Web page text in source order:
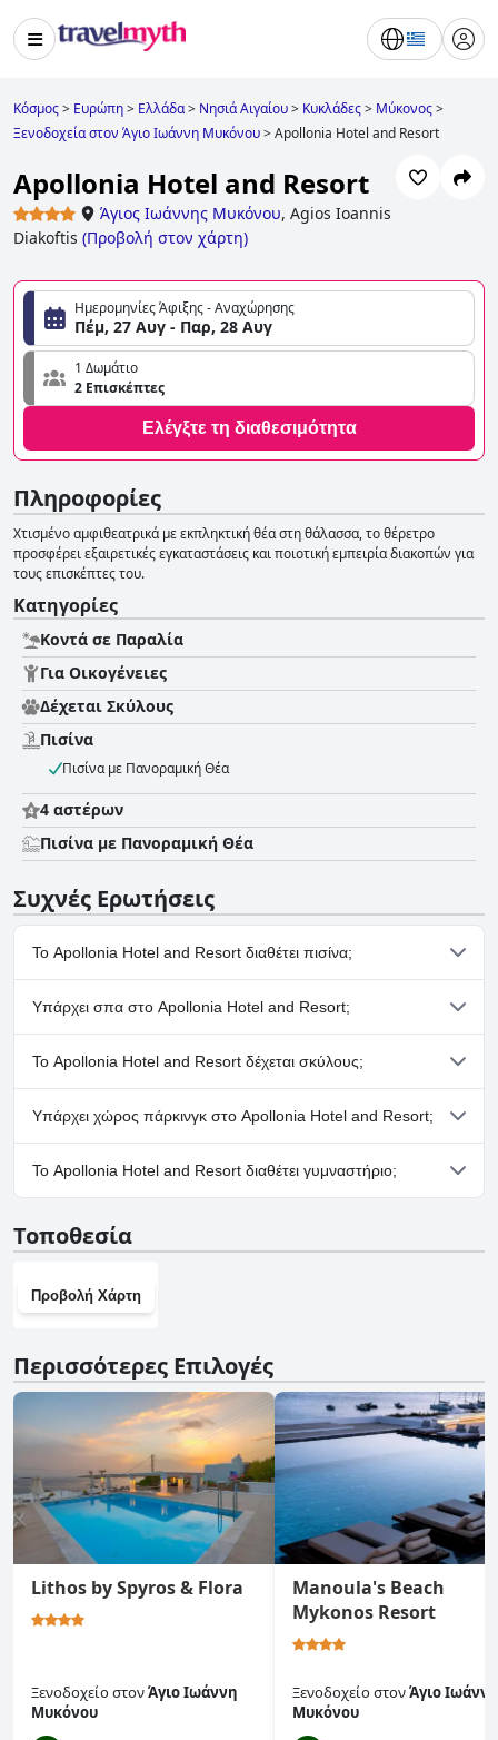
Κόσμος> Ευρώπη> Ελλάδα> Νησιά Αιγαίου> Κυκλάδες> Μύκονος>
Ξενοδοχεία στον Άγιο Ιωάννη Μυκόνου>Apollonia Hotel and Resort
Apollonia Hotel and Resort
Άγιος Ιωάννης Μυκόνου, Agios Ioannis
Diakoftis (Προβολή στον χάρτη)
Ημερομηνίες Άφιξης - Αναχώρησης
Πέμ, 27 Αυγ - Παρ, 28 Αυγ
1 Δωμάτιο
2 Επισκέπτες
Ελέγξτε τη διαθεσιμότητα
Πληροφορίες
Χτισμένο αμφιθεατρικά με εκπληκτική θέα στη θάλασσα, το θέρετρο
προσφέρει εξαιρετικές εγκαταστάσεις και ποιοτική εμπειρία διακοπών για
τους επισκέπτες του.
Κατηγορίες
Κοντά σε Παραλία
Για Οικογένειες
Δέχεται Σκύλους
Πισίνα
Πισίνα με Πανοραμική Θέα
4 αστέρων
Πισίνα με Πανοραμική Θέα
Συχνές Ερωτήσεις
Το Apollonia Hotel and Resort διαθέτει πισίνα;
Ναι, το Apollonia Hotel and Resort διαθέτει πισίνα/πισίνες που
ανήκουν σε μία ή περισσότερες από τις ακόλουθες κατηγορίες:
Πισίνα με Πανοραμική Θέα.
Υπάρχει σπα στο Apollonia Hotel and Resort;
Όχι, το Apollonia Hotel and Resort δεν διαθέτει σπα.
Το Apollonia Hotel and Resort δέχεται σκύλους;
Ναι, το Apollonia Hotel and Resort δέχεται σκύλους.
Υπάρχει χώρος πάρκινγκ στο Apollonia Hotel and Resort;
Όχι, δεν υπάρχουν εγκαταστάσεις πάρκινγκ στο Apollonia
Hotel and Resort.
Το Apollonia Hotel and Resort διαθέτει γυμναστήριο;
Τοποθεσία
Προβολή Χάρτη
Περισσότερες Επιλογές
Lithos by Spyros & Flora
ΞενοδοχείοστονΆγιο Ιωάννη
Μυκόνου
Manoula's Beach
Mykonos Resort
ΞενοδοχείοστονΆγιο Ιωάννη
Μυκόνου